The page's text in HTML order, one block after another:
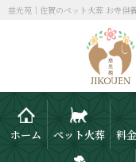
慈光苑｜佐賀のペット火葬 お寺供
ホーム ペット火葬 料